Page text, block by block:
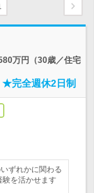
万円（30歳／住宅
★完全週休2日制
ずれかに関わる
を活かせます